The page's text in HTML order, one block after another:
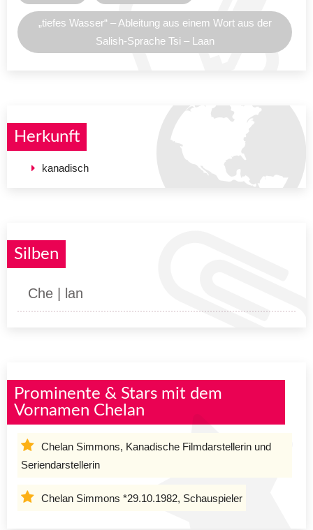
„tiefes Wasser“ – Ableitung aus einem Wort aus der
Salish-Sprache Tsi – Laan
Herkunft
kanadisch
Silben
Che | lan
Prominente & Stars mit dem
Vornamen Chelan
Chelan Simmons, Kanadische Filmdarstellerin und
Seriendarstellerin
Chelan Simmons *29.10.1982, Schauspieler